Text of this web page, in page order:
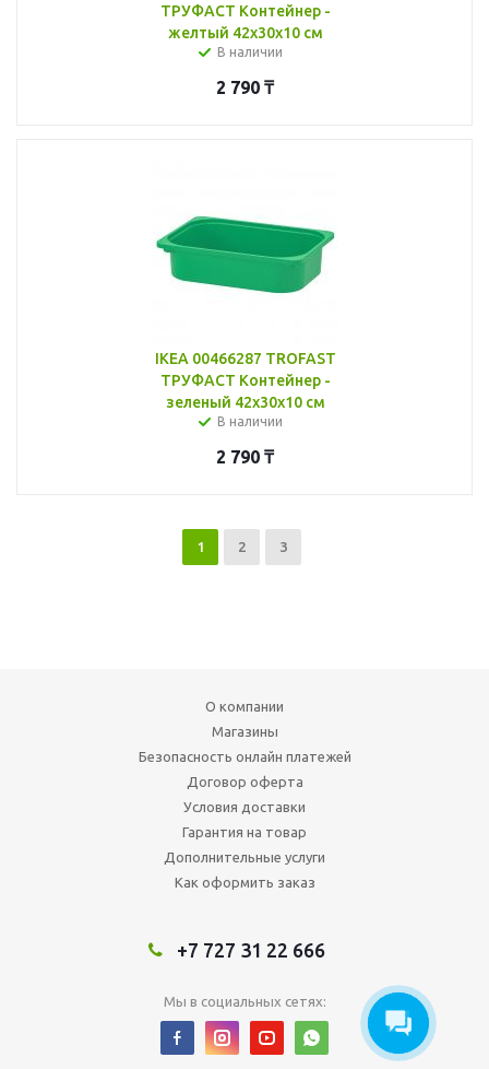
ТРУФАСТ Контейнер -
желтый 42x30x10 см
В наличии
2 790 ₸
IKEA 00466287 TROFAST
ТРУФАСТ Контейнер -
зеленый 42x30x10 см
В наличии
2 790 ₸
1 2 3
О компании
Магазины
Безопасность онлайн платежей
Договор оферта
Условия доставки
Гарантия на товар
Дополнительные услуги
Как оформить заказ
+7 727 31 22 666
Мы в социальных сетях: